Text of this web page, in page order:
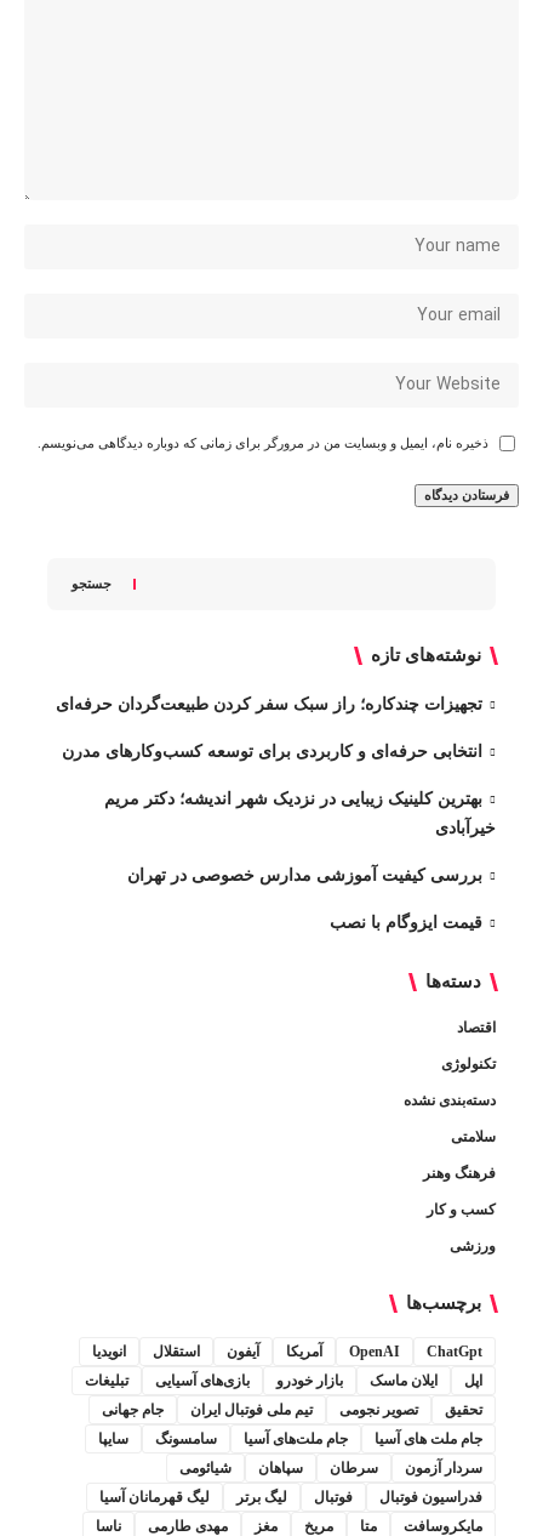
ذخیره نام، ایمیل و وبسایت من در مرورگر برای زمانی که دوباره دیدگاهی می‌نویسم.
جستجو
نوشته‌های تازه
تجهیزات چندکاره؛ راز سبک سفر کردن طبیعت‌گردان حرفه‌ای
انتخابی حرفه‌ای و کاربردی برای توسعه کسب‌وکارهای مدرن
بهترین کلینیک زیبایی در نزدیک شهر اندیشه؛ دکتر مریم
خیرآبادی
بررسی کیفیت آموزشی مدارس خصوصی در تهران
قیمت ایزوگام با نصب
دسته‌ها
اقتصاد
تکنولوژی
دسته‌بندی نشده
سلامتی
فرهنگ وهنر
کسب و کار
ورزشی
برچسب‌ها
ChatGpt
OpenAI آمریکا آیفون استقلال
انویدیا
اپل
ایلان ماسک بازار خودرو بازی‌های آسیایی
تبلیغات
تحقیق
تصویر نجومی تیم ملی فوتبال ایران
جام جهانی
جام ملت های آسیا
جام ملت‌های آسیا سامسونگ
سایپا
سردار آزمون
سرطان سپاهان
شیائومی
فدراسیون فوتبال
فوتبال لیگ برتر
لیگ قهرمانان آسیا
مایکروسافت
متا مریخ مغز مهدی طارمی
ناسا